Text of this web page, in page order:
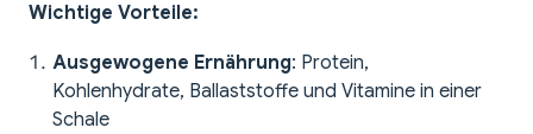
Wichtige Vorteile:
Ausgewogene Ernährung: Protein,
Kohlenhydrate, Ballaststoffe und Vitamine in einer
Schale